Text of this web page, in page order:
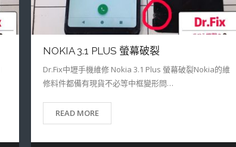
NOKIA 3.1 PLUS 螢幕破裂
Dr.Fix中壢手機維修 Nokia 3.1 Plus 螢幕破裂Nokia的維
修料件都備有現貨不必等中框變形問…
READ MORE